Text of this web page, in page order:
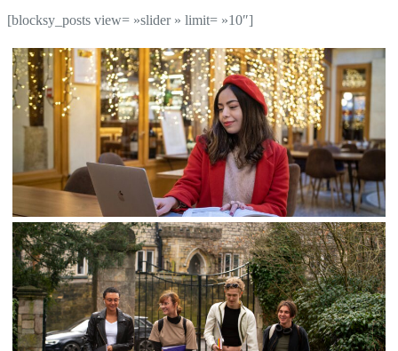
[blocksy_posts view= »slider » limit= »10″]
Comprendre la plateforme
Parcoursup en France
Zoom sur les études en France : IUT
et BTS